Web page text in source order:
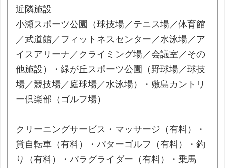
近隣施設
小瀬スポーツ公園（球技場／テニス場／体育館
／武道館／フィットネスセンター／水泳場／ア
イスアリーナ／クライミング場／会議室／その
他施設）・緑が丘スポーツ公園（野球場／球技
場／競技場／庭球場／水泳場）・敷島カントリ
ー倶楽部（ゴルフ場）
クリーニングサービス・マッサージ（有料）・
貸自転車（有料）・パターゴルフ（有料）・釣
り（有料）・パラグライダー（有料）・乗馬